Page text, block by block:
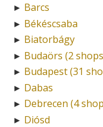
► Barcs
► Békéscsaba
► Biatorbágy
► Budaörs (2
► Budapest (31
► Dabas
► Debrecen (4
► Diósd